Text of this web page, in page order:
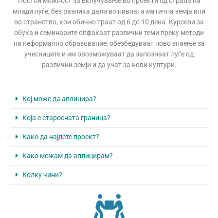
млади луѓе, без разлика дали во нивната матична земја или
во странство, кои обично траат од 6 до 10 дена. Курсеви за
обука и семинарите опфаќаат различни теми преку методи
на неформално образование, обезбедуваат ново знаење за
учесниците и им овозможуваат да запознаат луѓе од
различни земји и да учат за нови култури.
Кој може да аплицира?
Која е старосната граница?
Како да најдете проект?
Како можам да аплицирам?
Колку чини?